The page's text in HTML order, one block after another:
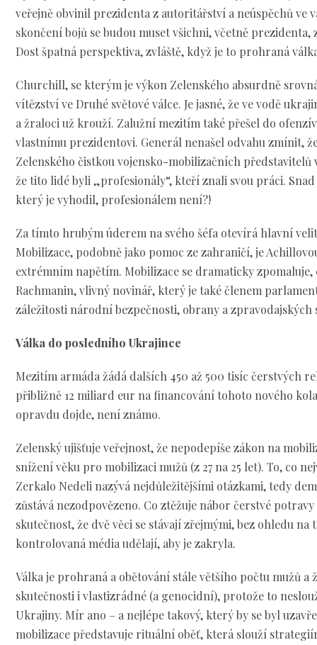
veřejně obvinil prezidenta z autoritářství a neúspěchů ve
skončení bojů se budou muset všichni, včetně prezidenta,
Dost špatná perspektiva, zvláště, když je to prohraná
Churchill, se kterým je výkon Zelenského absurdně
vítězství ve Druhé světové válce. Je jasné, že ve vodě
a žraloci už krouží. Zalužní mezitím také přešel do
vlastnímu prezidentovi. Generál nenašel odvahu zmínit,
Zelenského čistkou vojensko-mobilizačních
že tito lidé byli „profesionály“, kteří znali svou práci.
který je vyhodil, profesionálem není?!
Za tímto hrubým úderem na svého šéfa otevírá hlavní
Mobilizace, podobně jako pomoc ze zahraničí, je
extrémním napětím. Mobilizace se dramaticky
Rachmanin, vlivný novinář, který je také členem
záležitosti národní bezpečnosti, obrany a zpravodajských
Válka do posledního Ukrajince
Mezitím armáda žádá dalších 450 až 500 tisíc čerstvých
přibližně 12 miliard eur na financování tohoto nového
opravdu dojde, není známo.
Zelenský ujišťuje veřejnost, že nepodepíše zákon na
snížení věku pro mobilizaci mužů (z 27 na 25 let). To, co
Zerkalo Nedeli nazývá nejdůležitějšími otázkami, tedy
zůstává nezodpovězeno. Co ztěžuje nábor čerstvé
skutečnost, že dvě věci se stávají zřejmými, bez ohledu
kontrolovaná média udělají, aby je zakryla.
Válka je prohraná a obětování stále většího počtu mužů a
skutečnosti i vlastizrádné (a genocidní), protože to
Ukrajiny. Mír ano – a nejlépe takový, který by se byl
mobilizace představuje rituální oběť, která slouží